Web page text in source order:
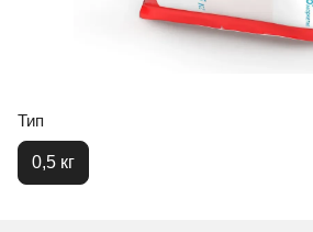
Тип
0,5 кг